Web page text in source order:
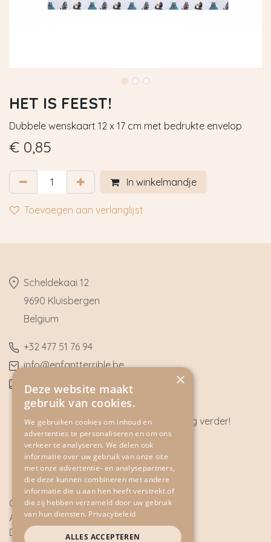
HET IS FEEST!
Dubbele wenskaart 12 x 17 cm met bedrukte envelop
€ 0,85
In winkelmandje
Toevoegen aan verlanglijst
​Scheldekaai 12
9690 Kluisbergen
​Belgium
​+32 477 51 76 94
​info@enfantterrible.be
BE0636790746
Heeft u vragen? Wij helpen u graag verder!
CONTACT
Cookie Policy
Algemene voorwaarden
Disclaimer
×
Deze website maakt
gebruik van cookies.
We gebruiken cookies om inhoud en
advertenties te personaliseren en om ons
verkeer te analyseren. We delen ook
informatie over uw gebruik van onze site
met onze advertentie- en analysepartners,
die deze kunnen combineren met andere
informatie die u aan hen heeft verstrekt of
die zij hebben verzameld door uw gebruik
van hun diensten. Privacybeleid
ALLES ACCEPTEREN